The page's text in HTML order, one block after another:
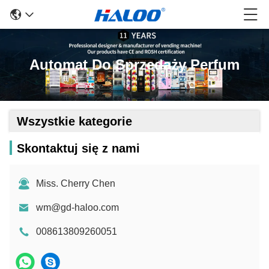
Automat Do Sprzedaży Perfum
Wszystkie kategorie
Skontaktuj się z nami
Miss. Cherry Chen
wm@gd-haloo.com
008613809260051